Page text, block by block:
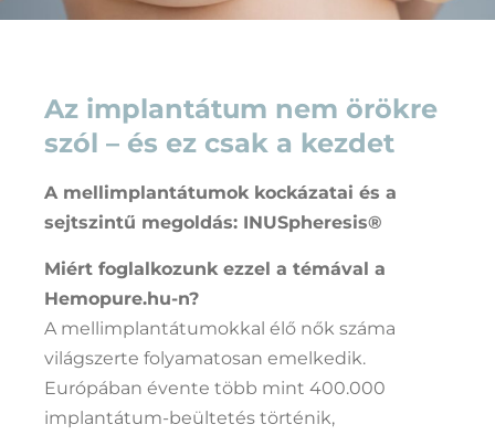
Az implantátum nem örökre
szól – és ez csak a kezdet
A mellimplantátumok kockázatai és a
sejtszintű megoldás: INUSpheresis®
Miért foglalkozunk ezzel a témával a
Hemopure.hu-n?
A mellimplantátumokkal élő nők száma
világszerte folyamatosan emelkedik.
Európában évente több mint 400.000
implantátum-beültetés történik,